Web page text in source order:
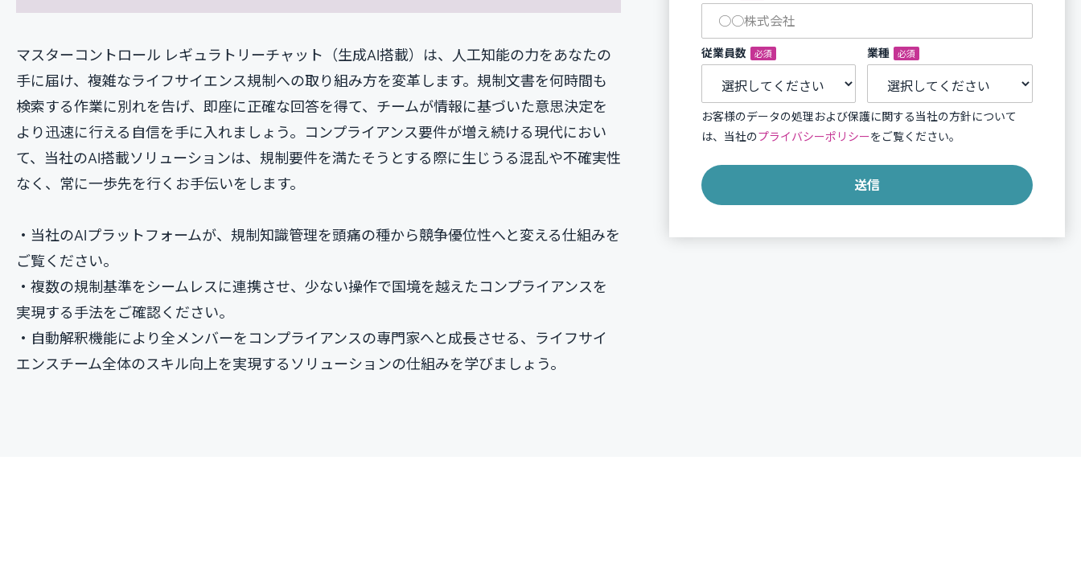
マスターコントロール レギュラトリーチャット（生成AI搭載）は、人工知能の力をあなたの
手に届け、複雑なライフサイエンス規制への取り組み方を変革します。規制文書を何時間も
検索する作業に別れを告げ、即座に正確な回答を得て、チームが情報に基づいた意思決定を
より迅速に行える自信を手に入れましょう。コンプライアンス要件が増え続ける現代におい
て、当社のAI搭載ソリューションは、規制要件を満たそうとする際に生じうる混乱や不確実性
なく、常に一歩先を行くお手伝いをします。
・当社のAIプラットフォームが、規制知識管理を頭痛の種から競争優位性へと変える仕組みを
ご覧ください。
・複数の規制基準をシームレスに連携させ、少ない操作で国境を越えたコンプライアンスを
実現する手法をご確認ください。
・自動解釈機能により全メンバーをコンプライアンスの専門家へと成長させる、ライフサイ
エンスチーム全体のスキル向上を実現するソリューションの仕組みを学びましょう。
従業員数 業種
お客様のデータの処理および保護に関する当社の方針について
は、当社のプライバシーポリシーをご覧ください。